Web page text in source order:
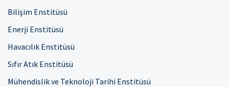
Bilişim Enstitüsü
Enerji Enstitüsü
Havacılık Enstitüsü
Sıfır Atık Enstitüsü
Mühendislik ve Teknoloji Tarihi Enstitüsü